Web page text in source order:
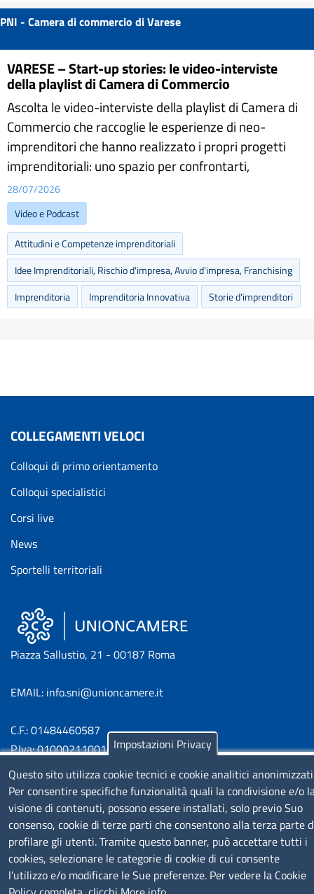
PNI - Camera di commercio di Varese
VARESE – Start-up stories: le video-interviste
della playlist di Camera di Commercio
Ascolta le video-interviste della playlist di Camera di
Commercio che raccoglie le esperienze di neo-
imprenditori che hanno realizzato i propri progetti
imprenditoriali: uno spazio per confrontarti,
28/07/2026
Video e Podcast
Attitudini e Competenze imprenditoriali
Idee Imprenditoriali, Rischio d'impresa, Avvio d'impresa, Franchising
Imprenditoria
Imprenditoria Innovativa Storie d'imprenditori
COLLEGAMENTI VELOCI
Colloqui di primo orientamento
Colloqui specialistici
Corsi live
News
Sportelli territoriali
Piazza Sallustio, 21 - 00187 Roma
EMAIL: info.sni@unioncamere.it
C.F.: 01484460587
P.Iva: 01000211001
SERVIZIO REALIZZATO DA
Impostazioni Privacy
Questo sito utilizza cookie tecnici e cookie analitici
Per consentire specifiche funzionalità quali la condivisione e/o
visione di contenuti, possono essere installati, solo previo Suo
consenso, cookie di terze parti che consentono alla terza parte
profilare gli utenti. Tramite questo banner, può accettare tutti i
cookies, selezionare le categorie di cookie di cui consente
l’utilizzo e/o modificare le Sue preferenze. Per vedere la Cookie